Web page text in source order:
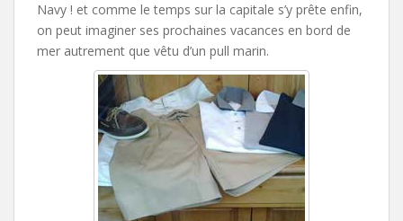
Navy ! et comme le temps sur la capitale s’y prête enfin,
on peut imaginer ses prochaines vacances en bord de
mer autrement que vêtu d’un pull marin.